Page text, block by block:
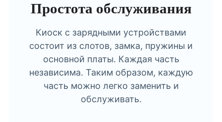
Простота обслуживания
Киоск с зарядными устройствами
состоит из слотов, замка, пружины и
основной платы. Каждая часть
независима. Таким образом, каждую
часть можно легко заменить и
обслуживать.